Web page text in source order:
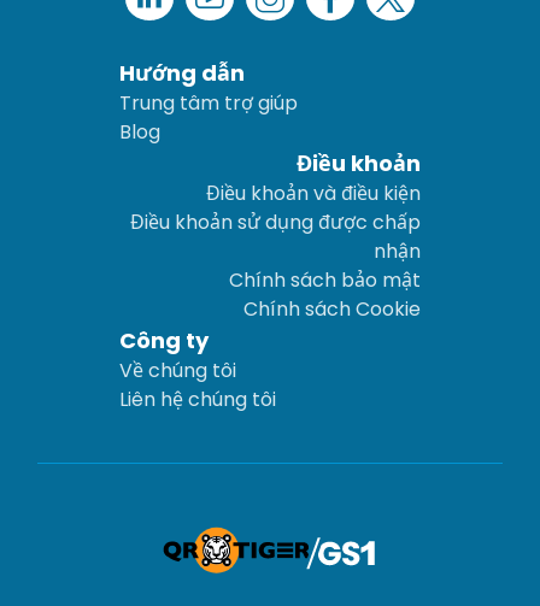
Hướng dẫn
Trung tâm trợ giúp
Blog
Điều khoản
Điều khoản và điều kiện
Điều khoản sử dụng được chấp
nhận
Chính sách bảo mật
Chính sách Cookie
Công ty
Về chúng tôi
Liên hệ chúng tôi